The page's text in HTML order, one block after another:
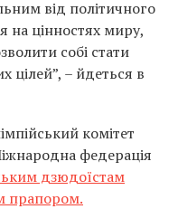
від політичного
на цінностях миру,
собі стати
цілей”, – йдеться в
комітет
федерація
дзюдоїстам
прапором.